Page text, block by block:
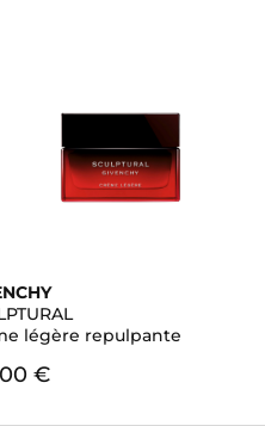
légère repulpante
€